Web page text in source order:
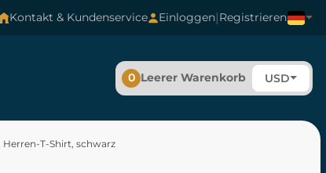
Kontakt & Kundenservice Einloggen|Registrieren
0 Leerer Warenkorb USD
T-Shirt, schwarz